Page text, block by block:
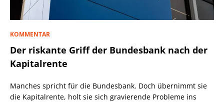
KOMMENTAR
Der riskante Griff der Bundesbank nach der
Kapitalrente
Manches spricht für die Bundesbank. Doch übernimmt sie
die Kapitalrente, holt sie sich gravierende Probleme ins